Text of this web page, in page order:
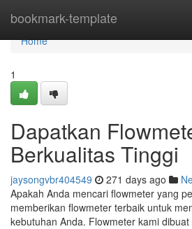
bookmark-template
Home
Home
1
Dapatkan
Berkualitas Tinggi
jaysongvbr404549 271 days ago
Apakah Anda mencari flowmeter yang
memberikan flowmeter terbaik untuk
kebutuhan Anda. Flowmeter kami